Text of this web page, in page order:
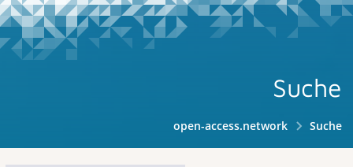
Suche
open-access.network Suche